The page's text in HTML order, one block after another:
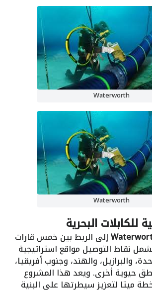
Waterworth
Waterworth
للكابلات البحرية
إلى الربط بين خمس قارات
نقاط التوصيل مواقع استراتيجية
والبرازيل، والهند، وجنوب أفريقيا،
حيوية أخرى. ويعد هذا المشروع
ميتا لتعزيز سيطرتها على البنية